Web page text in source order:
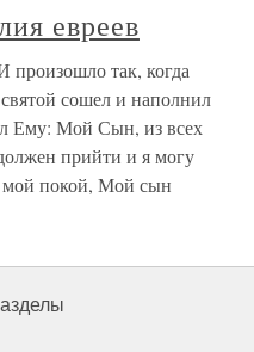
евреев
произошло так, когда
сошел и наполнил
Ему: Мой Сын, из всех
прийти и я могу
мой покой, Мой сын